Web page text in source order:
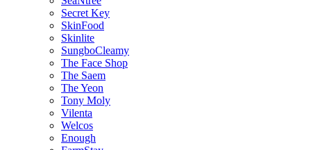
Secret Key
SkinFood
Skinlite
SungboCleamy
The Face Shop
The Saem
The Yeon
Tony Moly
Vilenta
Welcos
Enough